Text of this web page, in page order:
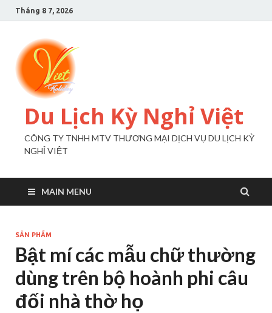
Tháng 8 7, 2026
Du Lịch Kỳ Nghỉ Việt
CÔNG TY TNHH MTV THƯƠNG MẠI DỊCH VỤ DU LỊCH KỲ
NGHỈ VIỆT
MAIN MENU
SẢN PHẨM
Bật mí các mẫu chữ thường
dùng trên bộ hoành phi câu
đối nhà thờ họ